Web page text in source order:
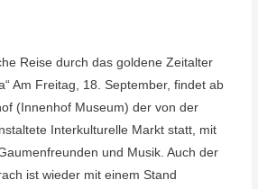
Reise durch das goldene Zeitalter
Am Freitag, 18. September, findet ab
(Innenhof Museum) der von der
Interkulturelle Markt statt, mit
und Musik. Auch der
ist wieder mit einem Stand